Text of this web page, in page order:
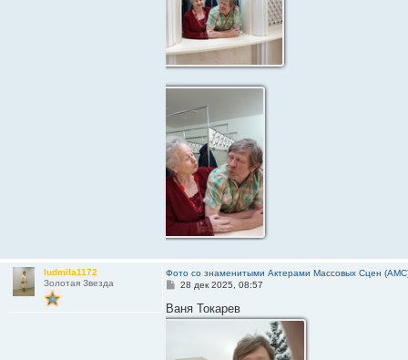
ludmila1172
Золотая Звезда
Фото со знаменитыми Актерами Массовых Сцен
С
о
б
28 дек 2025, 08:57
Ваня Токарев